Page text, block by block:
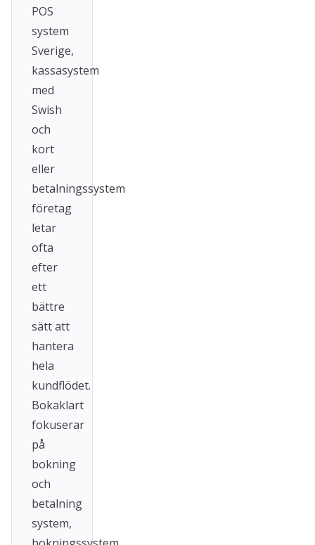
POS
system
Sverige,
kassasystem
med
Swish
och
kort
eller
betalningssystem
företag
letar
ofta
efter
ett
bättre
sätt att
hantera
hela
kundflödet.
Bokaklart
fokuserar
på
bokning
och
betalning
system,